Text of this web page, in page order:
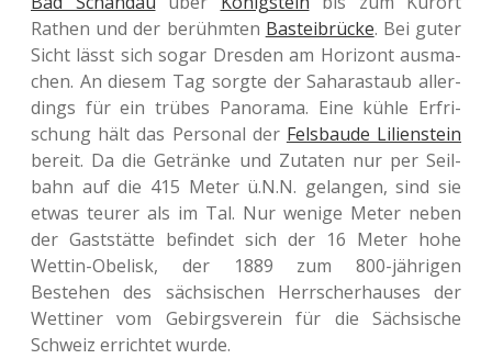
Rathen und der berühm­ten Bas­tei­brü­cke. Bei guter
Sicht lässt sich sogar Dres­den am Hori­zont aus­ma­
chen. An diesem Tag sorgte der Saha­ra­staub aller­
dings für ein trübes Pan­ora­ma. Eine kühle Erfri­
schung hält das Per­so­nal der Fels­bau­de Lili­en­st­ein
bereit. Da die Geträn­ke und Zuta­ten nur per Seil­
bahn auf die 415 Meter ü.N.N. gelan­gen, sind sie
etwas teurer als im Tal. Nur wenige Meter neben
der Gast­stät­te befin­det sich der 16 Meter hohe
Wettin-Obe­lisk, der 1889 zum 800-jäh­ri­gen
Bestehen des säch­si­schen Herr­scher­hau­ses der
Wet­ti­ner vom Gebirgs­ver­ein für die Säch­si­sche
Schweiz errich­tet wurde.